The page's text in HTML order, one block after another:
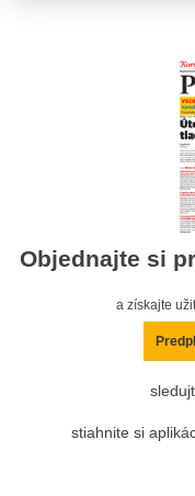
Objednajte si
a získajte
stiahnite si